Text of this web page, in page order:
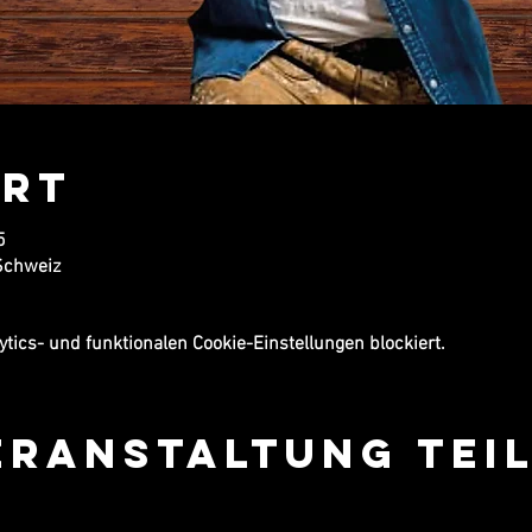
und funktionalen Cookie-Einstellungen blockiert.